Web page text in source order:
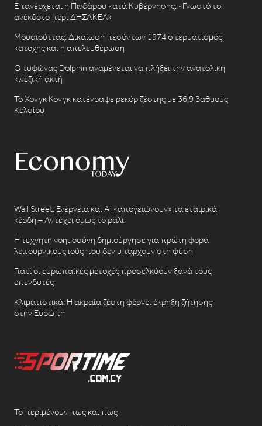
Επανέρχεται η Πινδάρου κατά Κυβέρνησης: «Γνωστό το
ανέκδοτο περι ΔΗΣΑΚΕΛ»
Μουσιούττας: Δικαίωση πεσόντων 1974 ο τερματισμός
κατοχής και η απελευθέρωση
Ο τυφώνας Dolphin αναμένεται να πλήξει την ανατολική
κινεζική ακτή
Το Χονγκ Κονγκ κατέγραψε ρεκόρ ζέστης με 36,9 βαθμούς
Κελσίου
Wall Street: Ενέργεια και AI «απογειώνουν» τα εταιρικά
κέρδη – Αντέχει όμως το ράλι;
Η τεχνητή νοημοσύνη δημιούργησε για πρώτη φορά
λειτουργικούς ιούς που δεν υπάρχουν στη φύση
Γιατί οι ευρωπαϊκές μετοχές προσελκύουν ξανά τους
επενδυτές
Κλιματιστικά: Η ακραία ζέστη φέρνει έκρηξη ζήτησης
στην Ευρώπη
Το περιμένουν πως και πως